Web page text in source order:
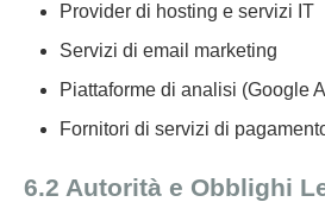
Provider di hosting e servizi IT
Servizi di email marketing
Piattaforme di analisi (Google
Fornitori di servizi di
6.2 Autorità e Obblighi